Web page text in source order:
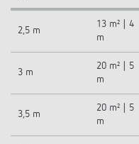
2,5 m
13 m² | 4
m
3 m
20 m² | 5
m
3,5 m
20 m² | 5
m